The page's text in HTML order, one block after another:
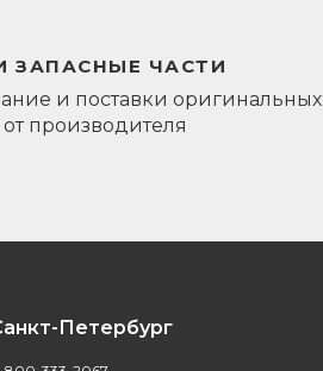
ЗАПАСНЫЕ ЧАСТИ
и поставки оригинальных
от производителя
Петербург